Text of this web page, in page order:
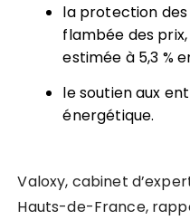
la protection
flambée des
estimée à 5,3 %
le soutien aux
énergétique.
Valoxy, cabinet
Hauts-de-France,